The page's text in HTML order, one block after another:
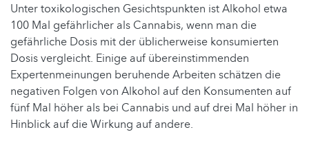
Unter toxikologischen Gesichtspunkten ist Alkohol etwa
100 Mal gefährlicher als Cannabis, wenn man die
gefährliche Dosis mit der üblicherweise konsumierten
Dosis vergleicht. Einige auf übereinstimmenden
Expertenmeinungen beruhende Arbeiten schätzen die
negativen Folgen von Alkohol auf den Konsumenten auf
fünf Mal höher als bei Cannabis und auf drei Mal höher in
Hinblick auf die Wirkung auf andere.